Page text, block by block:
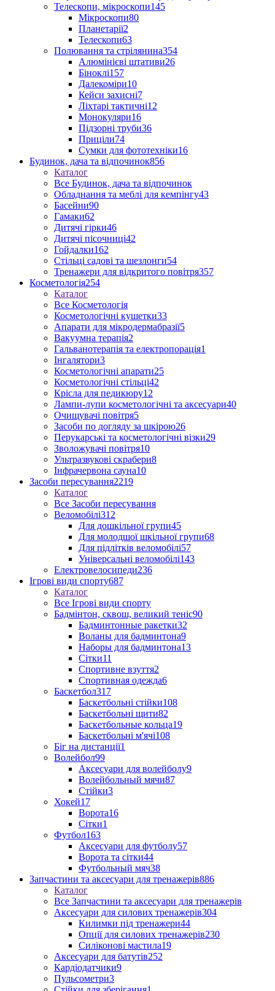
Телескопи, мікроскопи145
Мікроскопи80
Планетарії2
Телескопи63
Полювання та стрілянина354
Алюмінієві штативи26
Біноклі157
Далекоміри10
Кейси захисні7
Ліхтарі тактичні12
Монокуляри16
Підзорні труби36
Приціли74
Сумки для фототехніки16
Будинок, дача та відпочинок856
Каталог
Все Будинок, дача та відпочинок
Обладнання та меблі для кемпінгу43
Басейни90
Гамаки62
Дитячі гірки46
Дитячі пісочниці42
Гойдалки162
Стільці садові та шезлонги54
Тренажери для відкритого повітря357
Косметологія254
Каталог
Все Косметологія
Косметологічні кушетки33
Апарати для мікродермабразії5
Вакуумна терапія2
Гальванотерапія та електропорація1
Інгалятори3
Косметологічні апарати25
Косметологічні стільці42
Крісла для педикюру12
Лампи-лупи косметологічні та аксесуари40
Очищувачі повітря5
Засоби по догляду за шкірою26
Перукарські та косметологічні візки29
Зволожувачі повітря10
Ультразвукові скрабери8
Інфрачервона сауна10
Засоби пересування2219
Каталог
Все Засоби пересування
Веломобілі312
Для дошкільної групи45
Для молодшої шкільної групи68
Для підлітків веломобілі57
Універсальні веломобілі143
Електровелосипеди236
Ігрові види спорту687
Каталог
Все Ігрові види спорту
Бадмінтон, сквош, великий теніс90
Бадминтонные ракетки32
Воланы для бадминтона9
Наборы для бадминтона13
Сітки11
Спортивне взуття2
Спортивная одежда6
Баскетбол317
Баскетбольні стійки108
Баскетбольні щити82
Баскетбольные кольца19
Баскетбольні м'ячі108
Біг на дистанції1
Волейбол99
Аксесуари для волейболу9
Волейбольный мячи87
Стійки3
Хокей17
Ворота16
Сітки1
Футбол163
Аксесуари для футболу57
Ворота та сітки44
Футбольный мяч38
Запчастини та аксесуари для тренажерів886
Каталог
Все Запчастини та аксесуари для тренажерів
Аксесуари для силових тренажерів304
Килимки під тренажери44
Опції для силових тренажерів230
Силіконові мастила19
Аксесуари для батутів252
Кардіодатчики9
Пульсометри3